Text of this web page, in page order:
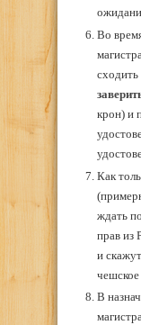
Во
сходить
крон) и
Как
ждать
прав из
и
чешское
В